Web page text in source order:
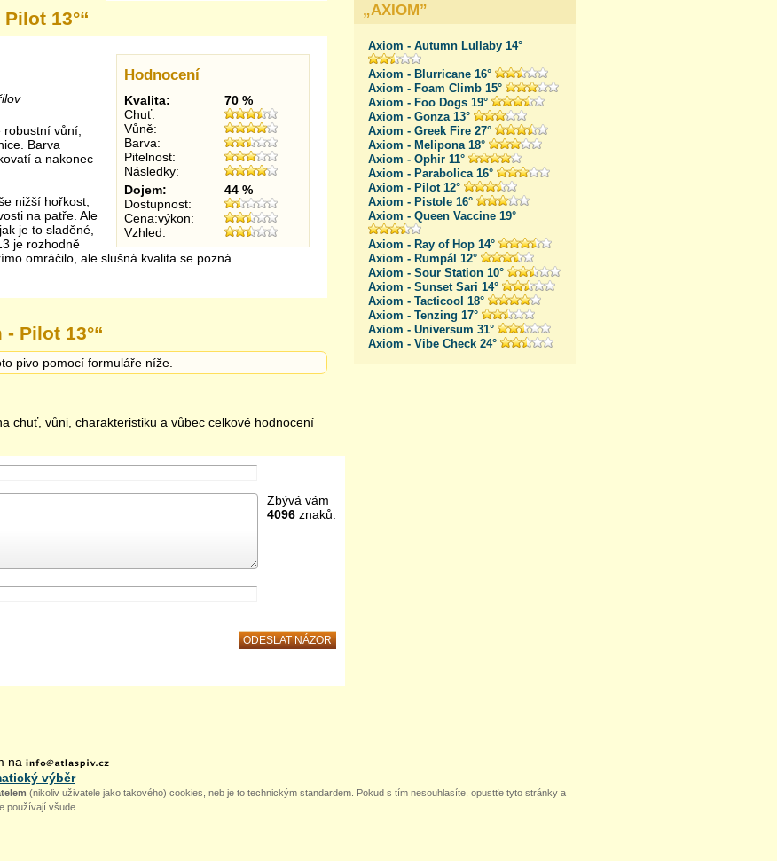
13°“
Hodnocení
Kvalita:
70 %
Chuť:
Vůně:
Barva:
Pitelnost:
Následky:
Dojem:
44 %
Dostupnost:
Cena:výkon:
Vzhled:
vůní,
Barva
a nakonec
nižší hořkost,
na patře. Ale
je to sladěné,
je rozhodně
omráčilo, ale slušná kvalita se pozná.
- Pilot 13°“
pivo pomocí formuláře níže.
chuť, vůni, charakteristiku a vůbec celkové hodnocení
Zbývá vám
4096 znaků.
„AXIOM”
Axiom - Autumn Lullaby 14°
Axiom - Blurricane 16°
Axiom - Foam Climb 15°
Axiom - Foo Dogs 19°
Axiom - Gonza 13°
Axiom - Greek Fire 27°
Axiom - Melipona 18°
Axiom - Ophir 11°
Axiom - Parabolica 16°
Axiom - Pilot 12°
Axiom - Pistole 16°
Axiom - Queen Vaccine 19°
Axiom - Ray of Hop 14°
Axiom - Rumpál 12°
Axiom - Sour Station 10°
Axiom - Sunset Sari 14°
Axiom - Tacticool 18°
Axiom - Tenzing 17°
Axiom - Universum 31°
Axiom - Vibe Check 24°
na
výběr
(nikoliv uživatele jako takového) cookies, neb je to technickým standardem. Pokud s tím nesouhlasíte, opustťe tyto stránky a
používají všude.